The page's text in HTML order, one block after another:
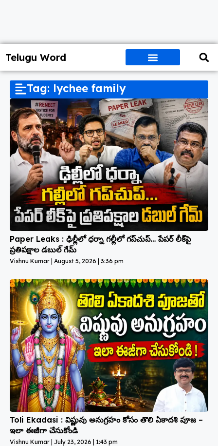
Telugu Word
Tag: lychee family
Paper Leaks : ఢిల్లీలో ధర్నా గల్లీలో గప్‌చుప్… పేపర్ లీక్‌పై
ప్రతిపక్షాల డబుల్ గేమ్
Vishnu Kumar August 5, 2026 3:36 pm
Toli Ekadasi : విష్ణువు అనుగ్రహం కోసం తొలి ఏకాదశి పూజ –
ఇలా ఈజీగా చేసుకోండి
Vishnu Kumar July 23, 2026 1:43 pm